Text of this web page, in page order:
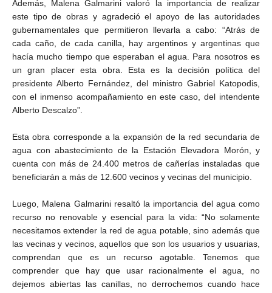
Además, Malena Galmarini valoró la importancia de realizar
este tipo de obras y agradeció el apoyo de las autoridades
gubernamentales que permitieron llevarla a cabo: “Atrás de
cada caño, de cada canilla, hay argentinos y argentinas que
hacía mucho tiempo que esperaban el agua. Para nosotros es
un gran placer esta obra. Esta es la decisión política del
presidente Alberto Fernández, del ministro Gabriel Katopodis,
con el inmenso acompañamiento en este caso, del intendente
Alberto Descalzo”.
Esta obra corresponde a la expansión de la red secundaria de
agua con abastecimiento de la Estación Elevadora Morón, y
cuenta con más de 24.400 metros de cañerías instaladas que
beneficiarán a más de 12.600 vecinos y vecinas del municipio.
Luego, Malena Galmarini resaltó la importancia del agua como
recurso no renovable y esencial para la vida: “No solamente
necesitamos extender la red de agua potable, sino además que
las vecinas y vecinos, aquellos que son los usuarios y usuarias,
comprendan que es un recurso agotable. Tenemos que
comprender que hay que usar racionalmente el agua, no
dejemos abiertas las canillas, no derrochemos cuando hace